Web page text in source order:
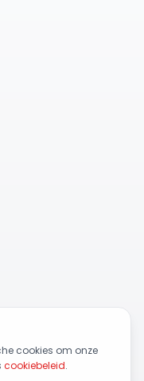
cookies om onze
cookiebeleid.